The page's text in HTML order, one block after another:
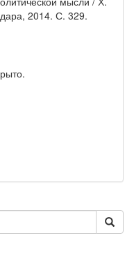
2014. С. 329.